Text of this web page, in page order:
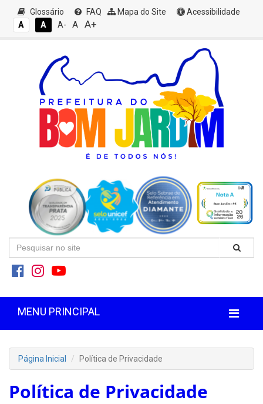
Glossário FAQ Mapa do Site
Acessibilidade
A
A A- A A+
MENU PRINCIPAL
Página Inicial Política de Privacidade
Política de Privacidade